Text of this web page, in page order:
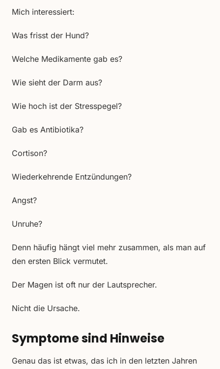
Mich interessiert:
Was frisst der Hund?
Welche Medikamente gab es?
Wie sieht der Darm aus?
Wie hoch ist der Stresspegel?
Gab es Antibiotika?
Cortison?
Wiederkehrende Entzündungen?
Angst?
Unruhe?
Denn häufig hängt viel mehr zusammen, als man auf
den ersten Blick vermutet.
Der Magen ist oft nur der Lautsprecher.
Nicht die Ursache.
Symptome sind Hinweise
Genau das ist etwas, das ich in den letzten Jahren